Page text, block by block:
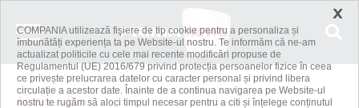
Acasă
Știri
×
COMPANIA utilizează fişiere de tip cookie pentru a personaliza și
îmbunătăți experiența ta pe Website-ul nostru. Te informăm că ne-am
actualizat politicile cu cele mai recente modificări propuse de
Regulamentul (UE) 2016/679 privind protecția persoanelor fizice în ceea
ce privește prelucrarea datelor cu caracter personal și privind libera
circulație a acestor date. Înainte de a continua navigarea pe Website-ul
nostru te rugăm să aloci timpul necesar pentru a citi și înțelege conținutul